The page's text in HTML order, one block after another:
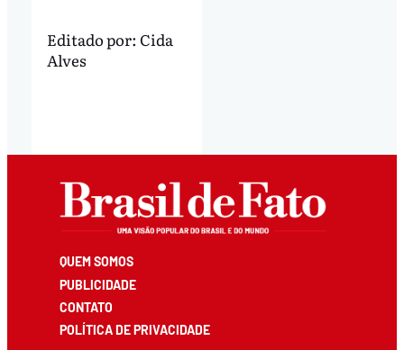
Editado por: Cida
Alves
QUEM SOMOS
PUBLICIDADE
CONTATO
POLÍTICA DE PRIVACIDADE